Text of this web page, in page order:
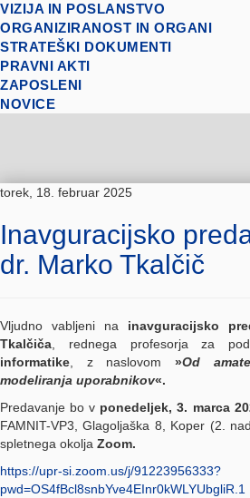
VIZIJA IN POSLANSTVO
ORGANIZIRANOST IN ORGANI
STRATEŠKI DOKUMENTI
PRAVNI AKTI
ZAPOSLENI
NOVICE
torek, 18. februar 2025
Inavguracijsko
dr. Marko Tkalčič
Vljudno vabljeni na inavguracijsko
Tkalčiča , rednega profesorja za
informatike , z naslovom »Od
modeliranja uporabnikov«.
Predavanje bo v ponedeljek, 3. marca
FAMNIT-VP3, Glagoljaška 8, Koper (2.
spletnega okolja Zoom.
https://upr-si.zoom.us/j/91223956333?
pwd=OS4fBcl8snbYve4EInr0kWLYUbgliR.1